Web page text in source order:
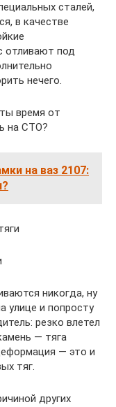
сталей,
в качестве
отливают под
нечего.
время от
на СТО?
на ваз 2107:
никогда, ну
улице и попросту
резко влетел
— тяга
— это и
тяг.
других